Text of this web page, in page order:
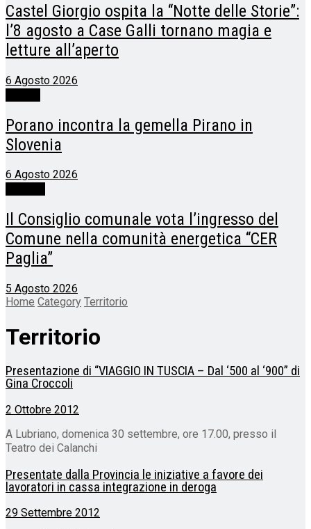
Castel Giorgio ospita la “Notte delle Storie”:
l’8 agosto a Case Galli tornano magia e
letture all’aperto
6 Agosto 2026
Porano incontra la gemella Pirano in
Slovenia
6 Agosto 2026
Il Consiglio comunale vota l’ingresso del
Comune nella comunità energetica “CER
Paglia”
5 Agosto 2026
Home Category Territorio
Territorio
Presentazione di “VIAGGIO IN TUSCIA – Dal ‘500 al ‘900” di
Gina Croccoli
2 Ottobre 2012
A Lubriano, domenica 30 settembre, ore 17.00, presso il
Teatro dei Calanchi
Presentate dalla Provincia le iniziative a favore dei
lavoratori in cassa integrazione in deroga
29 Settembre 2012